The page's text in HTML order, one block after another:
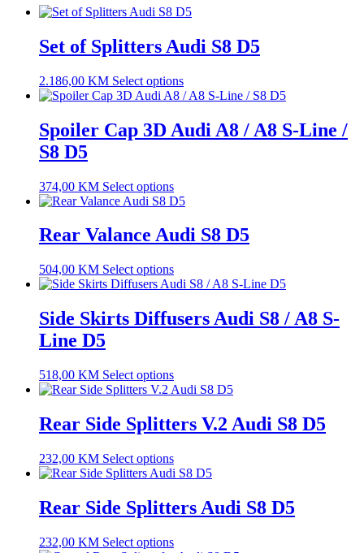
Set of Splitters Audi S8 D5
2.186,00 KM Select options
Spoiler Cap 3D Audi A8 / A8 S-Line /
S8 D5
374,00 KM Select options
Rear Valance Audi S8 D5
504,00 KM Select options
Side Skirts Diffusers Audi S8 / A8 S-
Line D5
518,00 KM Select options
Rear Side Splitters V.2 Audi S8 D5
232,00 KM Select options
Rear Side Splitters Audi S8 D5
232,00 KM Select options